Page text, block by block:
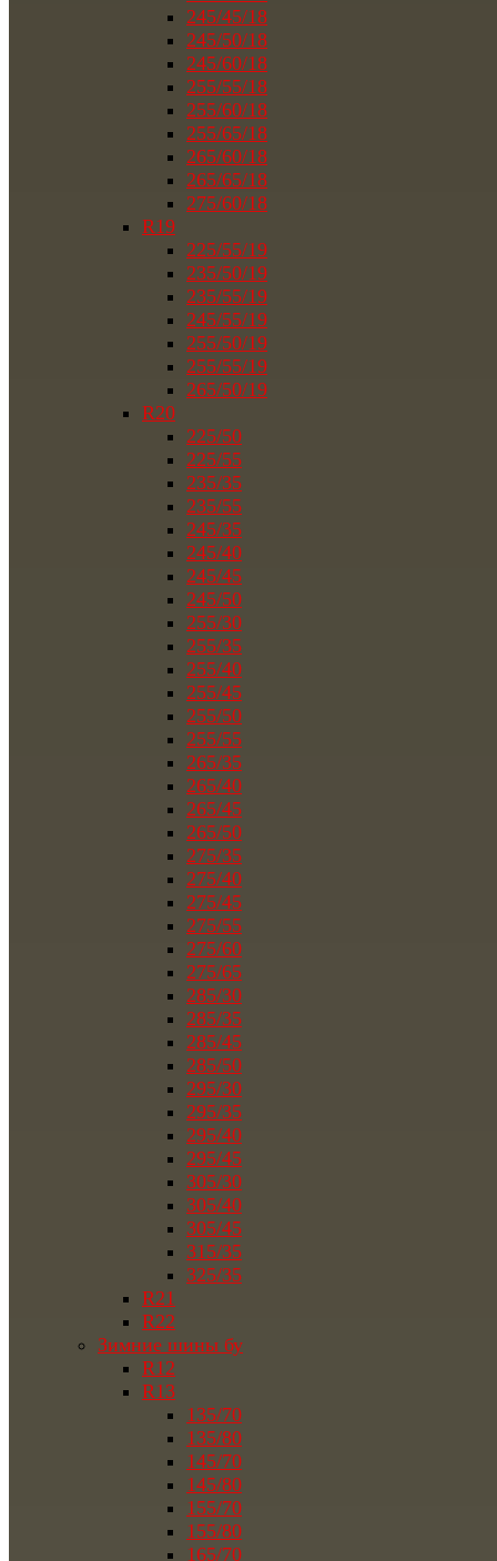
245/45/18
245/50/18
245/60/18
255/55/18
255/60/18
255/65/18
265/60/18
265/65/18
275/60/18
R19
225/55/19
235/50/19
235/55/19
245/55/19
255/50/19
255/55/19
265/50/19
R20
225/50
225/55
235/35
235/55
245/35
245/40
245/45
245/50
255/30
255/35
255/40
255/45
255/50
255/55
265/35
265/40
265/45
265/50
275/35
275/40
275/45
275/55
275/60
275/65
285/30
285/35
285/45
285/50
295/30
295/35
295/40
295/45
305/30
305/40
305/45
315/35
325/35
R21
R22
Зимние шины бу
R12
R13
135/70
135/80
145/70
145/80
155/70
155/80
165/70